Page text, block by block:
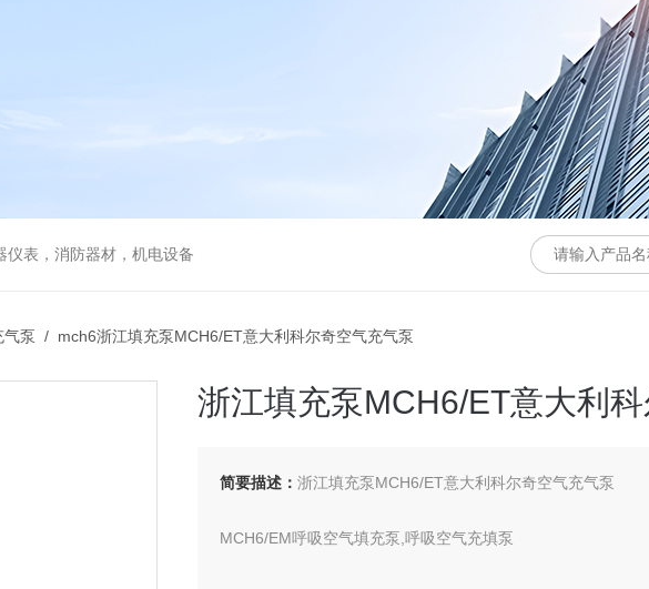
表，消防器材，机电设备
气泵 / mch6浙江填充泵MCH6/ET意大利科尔奇空气充气泵
浙江填充泵MCH6/ET意大利
简要描述： 浙江填充泵MCH6/ET意大利科尔奇空气充气泵
MCH6/EM呼吸空气填充泵,呼吸空气充填泵